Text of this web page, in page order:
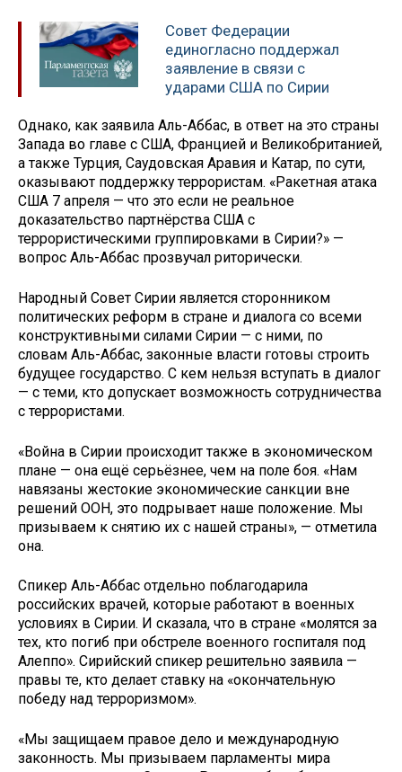
Совет Федерации
единогласно поддержал
заявление в связи с
ударами США по Сирии
Однако, как заявила Аль-Аббас, в ответ на это страны
Запада во главе с США, Францией и Великобританией,
а также Турция, Саудовская Аравия и Катар, по сути,
оказывают поддержку террористам. «Ракетная атака
США 7 апреля — что это если не реальное
доказательство партнёрства США с
террористическими группировками в Сирии?» —
вопрос Аль-Аббас прозвучал риторически.
Народный Совет Сирии является сторонником
политических реформ в стране и диалога со всеми
конструктивными силами Сирии — с ними, по
словам Аль-Аббас, законные власти готовы строить
будущее государство. С кем нельзя вступать в диалог
— с теми, кто допускает возможность сотрудничества
с террористами.
«Война в Сирии происходит также в экономическом
плане — она ещё серьёзнее, чем на поле боя. «Нам
навязаны жестокие экономические санкции вне
решений ООН, это подрывает наше положение. Мы
призываем к снятию их с нашей страны», — отметила
она.
Спикер Аль-Аббас отдельно поблагодарила
российских врачей, которые работают в военных
условиях в Сирии. И сказала, что в стране «молятся за
тех, кто погиб при обстреле военного госпиталя под
Алеппо». Сирийский спикер решительно заявила —
правы те, кто делает ставку на «окончательную
победу над терроризмом».
«Мы защищаем правое дело и международную
законность. Мы призываем парламенты мира